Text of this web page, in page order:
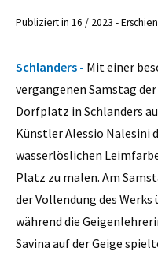
Publiziert in 16 / 2023 -
Schlanders - Mit einer
vergangenen Samstag der
Dorfplatz in Schlanders
Künstler Alessio Nalesini
wasserlöslichen
Platz zu malen. Am
der Vollendung des
während die
Savina auf der Geige